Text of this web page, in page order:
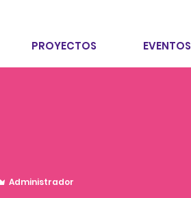
PROYECTOS EVENTOS
Administrador